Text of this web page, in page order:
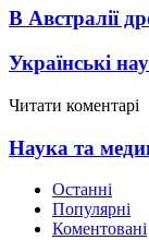
В Австралії
Українські
Читати коментарі
Наука та
Останні
Популярні
Коментовані